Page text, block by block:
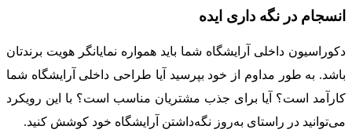
انسجام در نگه داری ایده
دکوراسیون داخلی آرایشگاه شما باید همواره نمایانگر هویت برندتان
باشد. به طور مداوم از خود بپرسید آیا طراحی داخلی آرایشگاه شما
کارآمد است؟ آیا برای جذب مشتریان مناسب است؟ با این رویکرد
می‌توانید در راستای به‌روز نگه‌داشتن آرایشگاه خود کوشش کنید.